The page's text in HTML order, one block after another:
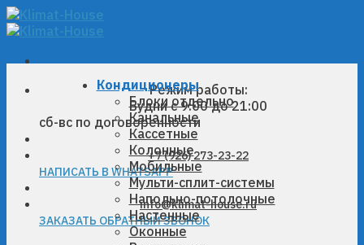
Skip
to
Режим работы:
Будни с 9:00 до 21:00
сб-вс по договоренности
+7 (926) 273-23-22
НАПИСАТЬ В WHATSAPP
info@klimat-house.ru
ЗАКАЗАТЬ ОБРАТНЫЙ ЗВОНОК
Кондиционеры
Блоки отдельно
Канальные
Кассетные
Колонные
Мобильные
Мульти-сплит-системы
Напольно-потолочные
Настенные
Оконные